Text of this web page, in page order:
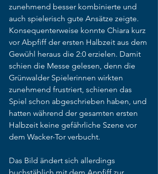
zunehmend besser kombinierte und
auch spielerisch gute Ansätze zeigte.
Konsequenterweise konnte Chiara kurz
vor Abpfiff der ersten Halbzeit aus dem
Gewühl heraus die 2:0 erzielen. Damit
schien die Messe gelesen, denn die
Grünwalder Spielerinnen wirkten
zunehmend frustriert, schienen das
Spiel schon abgeschrieben haben, und
hatten während der gesamten ersten
Halbzeit keine gefährliche Szene vor
dem Wacker-Tor verbucht.
Das Bild ändert sich allerdings